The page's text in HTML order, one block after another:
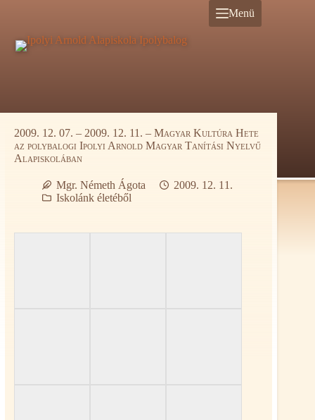
Menü
2009. 12. 07. – 2009. 12. 11. – Magyar Kultúra Hete
az polybalogi Ipolyi Arnold Magyar Tanítási Nyelvű
Alapiskolában
Mgr. Németh Ágota
2009. 12. 11.
Iskolánk életéből